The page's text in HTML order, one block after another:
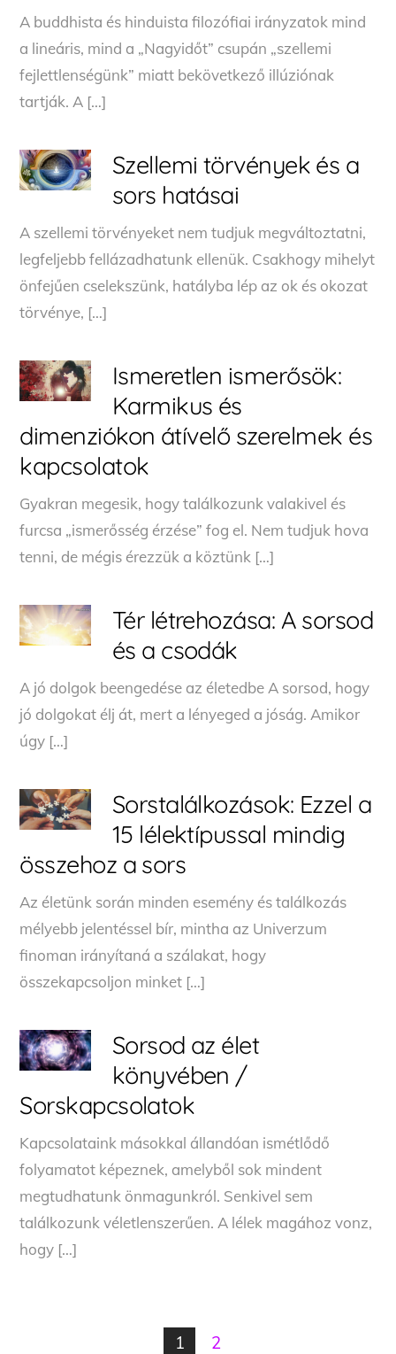
A buddhista és hinduista filozófiai irányzatok mind
a lineáris, mind a „Nagyidőt” csupán „szellemi
fejlettlenségünk” miatt bekövetkező illúziónak
tartják. A […]
Szellemi törvények és a
sors hatásai
A szellemi törvényeket nem tudjuk megváltoztatni,
legfeljebb fellázadhatunk ellenük. Csakhogy mihelyt
önfejűen cselekszünk, hatályba lép az ok és okozat
törvénye, […]
Ismeretlen ismerősök:
Karmikus és
dimenziókon átívelő szerelmek és
kapcsolatok
Gyakran megesik, hogy találkozunk valakivel és
furcsa „ismerősség érzése” fog el. Nem tudjuk hova
tenni, de mégis érezzük a köztünk […]
Tér létrehozása: A sorsod
és a csodák
A jó dolgok beengedése az életedbe A sorsod, hogy
jó dolgokat élj át, mert a lényeged a jóság. Amikor
úgy […]
Sorstalálkozások: Ezzel a
15 lélektípussal mindig
összehoz a sors
Az életünk során minden esemény és találkozás
mélyebb jelentéssel bír, mintha az Univerzum
finoman irányítaná a szálakat, hogy
összekapcsoljon minket […]
Sorsod az élet
könyvében /
Sorskapcsolatok
Kapcsolataink másokkal állandóan ismétlődő
folyamatot képeznek, amelyből sok mindent
megtudhatunk önmagunkról. Senkivel sem
találkozunk véletlenszerűen. A lélek magához vonz,
hogy […]
1 2